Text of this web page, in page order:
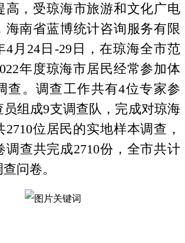
高，受琼海市旅游和文化广电
海南省蓝博统计咨询服务有限
4月24日-29日，在琼海全市范
年度琼海市居民经常参加体
查。调查工作共有4位专家参
员组成9支调查队，完成对琼海
2710位居民的实地样本调查，
调查共完成2710份，全市共计
问卷。